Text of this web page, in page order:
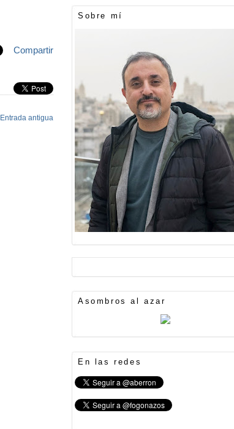
Compartir
Entrada antigua
Sobre mí
Asombros al azar
En las redes